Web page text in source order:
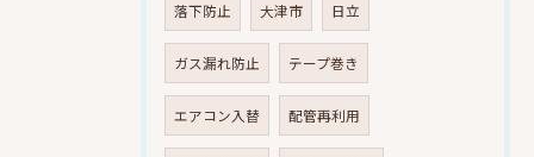
落下防止 大津市 日立
ガス漏れ防止 テープ巻き
エアコン入替 配管再利用